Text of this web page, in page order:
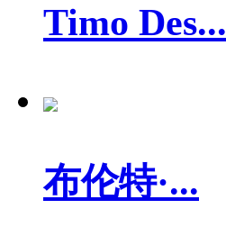
Timo Des...
布伦特·...